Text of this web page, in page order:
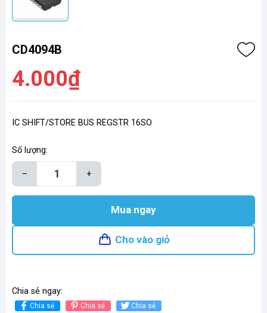
CD4094B
4.000₫
IC SHIFT/STORE BUS REGSTR 16SO
Số lượng:
– +
Mua ngay
Cho vào giỏ
Chia sẻ ngay:
Chia sẻ Chia sẻ Chia sẻ